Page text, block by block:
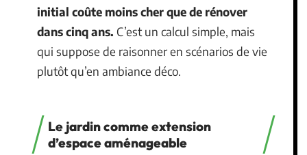
initial coûte moins cher que de rénover
dans cinq ans. C’est un calcul simple, mais
qui suppose de raisonner en scénarios de vie
plutôt qu’en ambiance déco.
Le jardin comme extension
d’espace aménageable